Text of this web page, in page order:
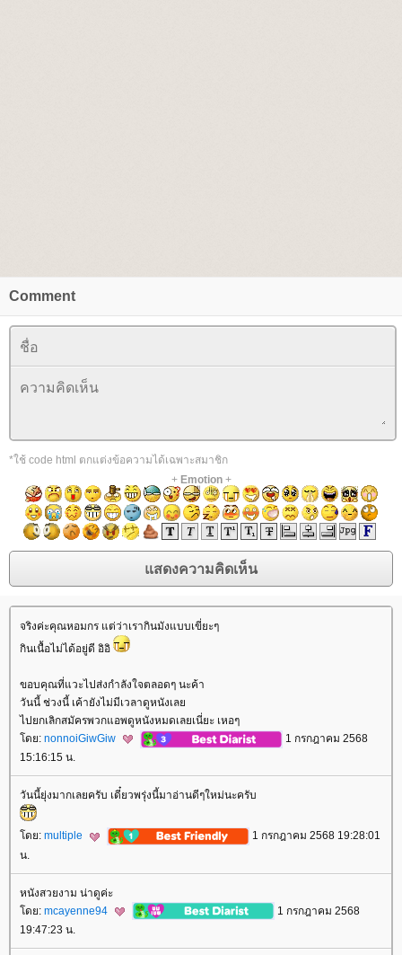
Comment
*ใช้ code html ตกแต่งข้อความได้เฉพาะสมาชิก
+ Emotion+
จริงค่ะคุณหอมกร แต่ว่าเรากินมังแบบเขี่ยะๆ
กินเนื้อไม่ได้อยู่ดี อิอิ
ขอบคุณที่แวะไปส่งกำลังใจตลอดๆ นะค้า
วันนี้ ช่วงนี้ เค้ายังไม่มีเวลาดูหนังเล
ไปยกเลิกสมัครพวกแอพดูหนังหมดเลยเนี่ยะ เหอๆ
ดย: nonnoiGiwGiw
1 กรกฎาคม 2568
15:16:15 น.
วันนี้ยุ่งมากเลยครับ เดี๋ยวพรุ่งนี้มาอ่านดีๆใหม่นะครับ
ดย: multiple
1 กรกฎาคม 2568 19:28:01
น.
หนังสวยงาม น่าดูค่ะ
ดย: mcayenne94
1 กรกฎาคม 2568
19:47:23 น.